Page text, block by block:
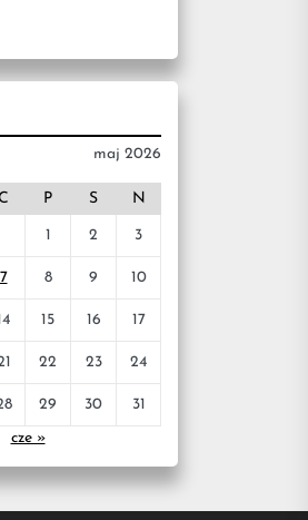
maj 2026
P S N
1 2 3
7 8 9 10
15 16 17
22 23 24
29 30
31
cze »